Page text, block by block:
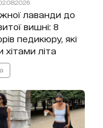
лаванди до
вишні: 8
педикюру, які
хітами літа